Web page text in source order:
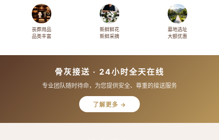
丧葬用品
品类丰富
新鲜鲜花
新鲜采摘
墓地选址
大额优惠
骨灰接送 · 24小时全天在线
专业团队随时待命，为您提供安全、尊重的接送服务
了解更多 →